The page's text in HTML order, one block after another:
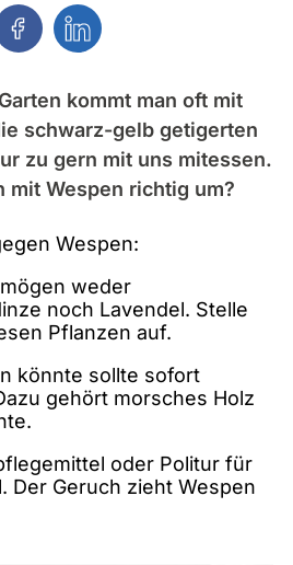
kommt man oft mit
schwarz-gelb getigerten
zu gern mit uns mitessen.
mit Wespen richtig um?
Wespen:
weder
noch Lavendel. Stelle
Pflanzen auf.
könnte sollte sofort
gehört morsches Holz
oder Politur für
Der Geruch zieht Wespen